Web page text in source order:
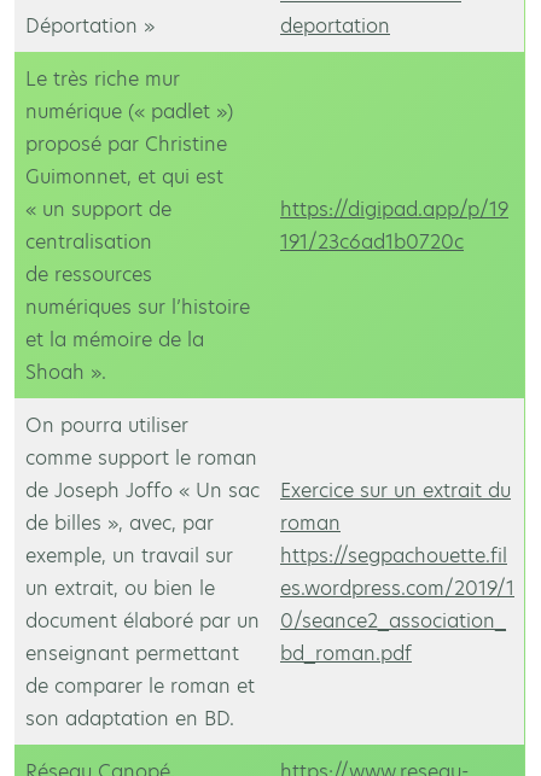
Déportation »
deportation
Le très riche mur
numérique (« padlet »)
proposé par Christine
Guimonnet, et qui est
« un support de
centralisation
de ressources
numériques sur l’histoire
et la mémoire de la
Shoah ».
https://digipad.app/p/19
191/23c6ad1b0720c
On pourra utiliser
comme support le roman
de Joseph Joffo « Un sac
de billes », avec, par
exemple, un travail sur
un extrait, ou bien le
document élaboré par un
enseignant permettant
de comparer le roman et
son adaptation en BD.
Exercice sur un extrait du
roman
https://segpachouette.fil
es.wordpress.com/2019/1
0/seance2_association_
bd_roman.pdf